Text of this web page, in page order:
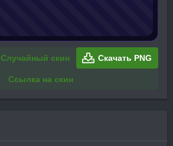
Случайный скин Скачать PNG
Ссылка на скин